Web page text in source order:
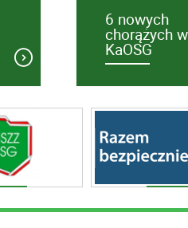
6 nowych
chorążych w
KaOSG